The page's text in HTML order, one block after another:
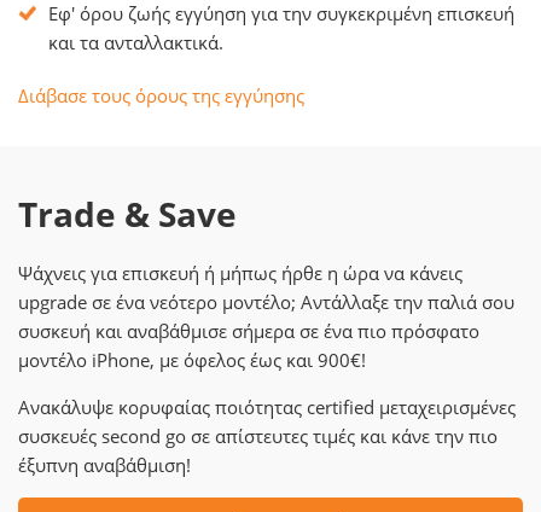
Εφ' όρου ζωής εγγύηση για την συγκεκριμένη επισκευή
και τα ανταλλακτικά.
Διάβασε τους όρους της εγγύησης
Trade & Save
Ψάχνεις για επισκευή ή μήπως ήρθε η ώρα να κάνεις
upgrade σε ένα νεότερο μοντέλο; Αντάλλαξε την παλιά σου
συσκευή και αναβάθμισε σήμερα σε ένα πιο πρόσφατο
μοντέλο iPhone, με όφελος έως και 900€!
Ανακάλυψε κορυφαίας ποιότητας certified μεταχειρισμένες
συσκευές second go σε απίστευτες τιμές και κάνε την πιο
έξυπνη αναβάθμιση!